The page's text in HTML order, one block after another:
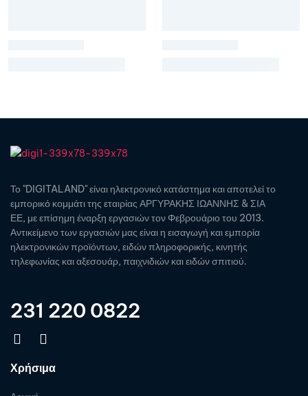
Το "DIGITALAND" είναι ηλεκτρονικό κατάστημα και αποτελεί το
εμπορικό κομμάτι της εταιρίας ΑΡΓΥΡΑΚΗΣ ΙΩΑΝΝΗΣ & ΣΙΑ
ΕΕ, με επίσημη έναρξη εργασιών τον Φεβρουάριο του 2013.
Αντικείμενο των εργασιών μας είναι η εισαγωγή και εμπορία
ηλεκτρονικών προϊόντων, ειδών πληροφορικής, κινητής
τηλεφωνίας και αξεσουάρ, παιχνιδιών και ειδών σπιτιού.
231 220 0822
Χρήσιμα